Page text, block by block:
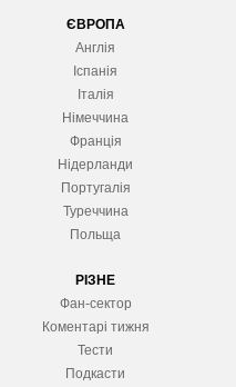
ЄВРОПА
Англія
Іспанія
Італія
Німеччина
Франція
Нідерланди
Португалія
Туреччина
Польща
РІЗНЕ
Фан-сектор
Коментарі тижня
Тести
Подкасти